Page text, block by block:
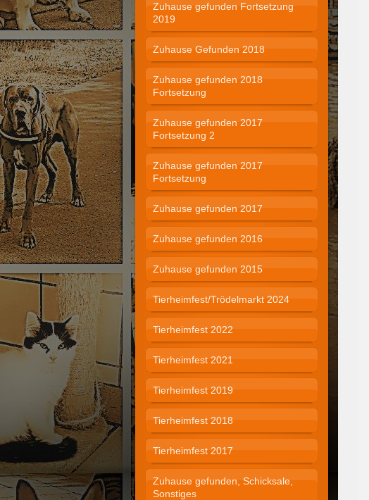
Zuhause gefunden Fortsetzung
2019
Zuhause Gefunden 2018
Zuhause gefunden 2018
Fortsetzung
Zuhause gefunden 2017
Fortsetzung 2
Zuhause gefunden 2017
Fortsetzung
Zuhause gefunden 2017
Zuhause gefunden 2016
Zuhause gefunden 2015
Tierheimfest/Trödelmarkt 2024
Tierheimfest 2022
Tierheimfest 2021
Tierheimfest 2019
Tierheimfest 2018
Tierheimfest 2017
Zuhause gefunden, Schicksale,
Sonstiges